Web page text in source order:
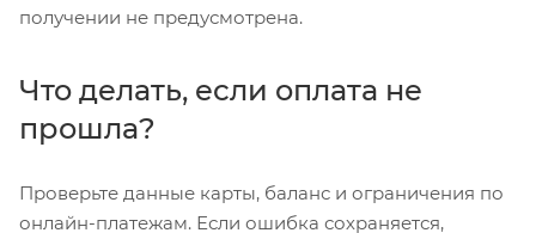
получении не предусмотрена.
Что делать, если оплата не
прошла?
Проверьте данные карты, баланс и ограничения по
онлайн-платежам. Если ошибка сохраняется,